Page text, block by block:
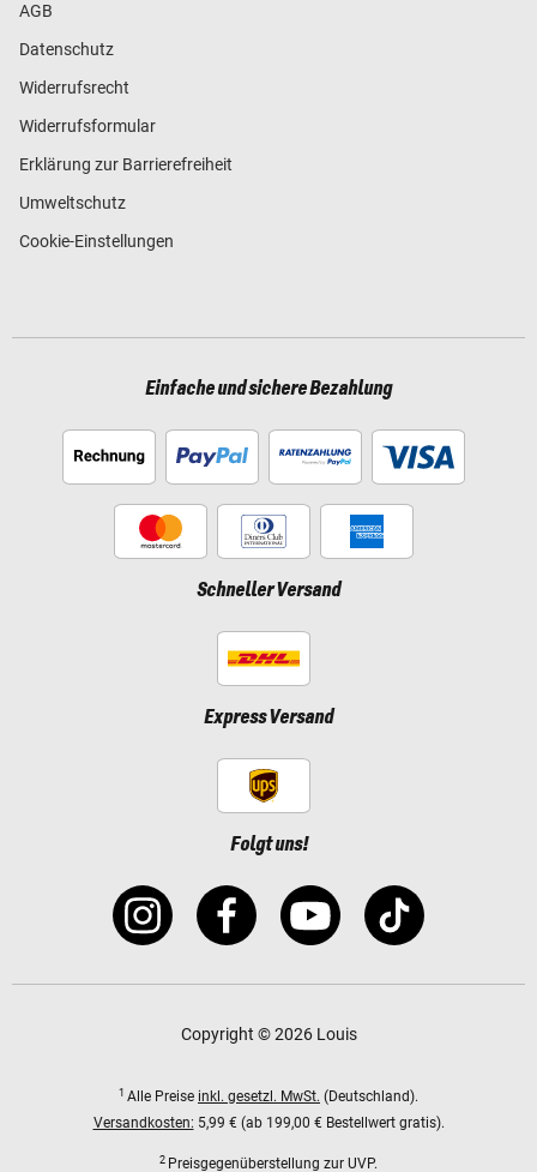
AGB
Datenschutz
Widerrufsrecht
Widerrufsformular
Erklärung zur Barrierefreiheit
Umweltschutz
Cookie-Einstellungen
Einfache und sichere Bezahlung
Schneller Versand
Express Versand
Folgt uns!
Copyright © 2026 Louis
1 Alle Preise inkl. gesetzl. MwSt. (Deutschland).
Versandkosten: 5,99 € (ab 199,00 € Bestellwert gratis).
2 Preisgegenüberstellung zur UVP.